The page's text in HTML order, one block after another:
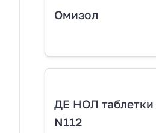
Омизол
ДЕ НОЛ таблетки
N112